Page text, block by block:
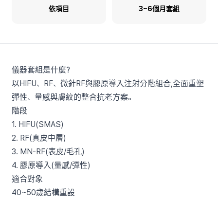
依項目 3~6個月套組
儀器套組是什麼?
以HIFU、RF、微針RF與膠原導入注射分階組合,全面重塑
彈性、量感與膚紋的整合抗老方案。
階段
1. HIFU(SMAS)
2. RF(真皮中層)
3. MN-RF(表皮/毛孔)
4. 膠原導入(量感/彈性)
適合對象
40~50歲結構重設